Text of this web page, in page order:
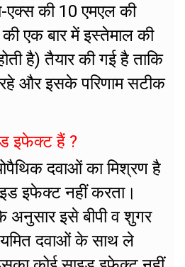
एक्स की 10 एमएल की
एक बार में इस्तेमाल की
है) तैयार की गई है ताकि
रहे और इसके परिणाम सटीक
इफेक्ट हैं ?
दवाओं का मिश्रण है
इफेक्ट नहीं करता।
के अनुसार इसे बीपी व शुगर
दवाओं के साथ ले